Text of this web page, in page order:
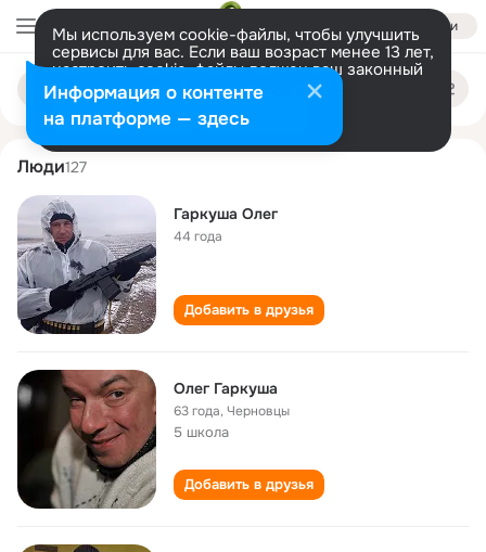
Войти
Мы используем cookie-файлы, чтобы улучшить
сервисы для вас. Если ваш возраст менее 13 лет,
настроить cookie-файлы должен ваш законный
представитель. Больше информации
Разрешить все Настроить
Поиск
людям
oleg garkusha
Люди127
Гаркуша Олег
44 года
Добавить в друзья
Олег Гаркуша
63 года,Черновцы
5 школа
Добавить в друзья
Информация о контенте
на платформе — здесь